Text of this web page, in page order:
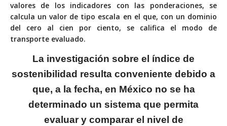
valores de los indicadores con las ponderaciones, se
calcula un valor de tipo escala en el que, con un dominio
del cero al cien por ciento, se califica el modo de
transporte evaluado.
La investigación sobre el índice de
sostenibilidad resulta conveniente debido a
que, a la fecha, en México no se ha
determinado un sistema que permita
evaluar y comparar el nivel de